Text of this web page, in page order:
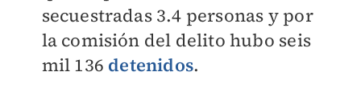
secuestradas 3.4 personas y por
la comisión del delito hubo seis
mil 136 detenidos.